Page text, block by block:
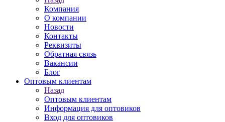
Компания
О компании
Новости
Контакты
Реквизиты
Обратная связь
Вакансии
Блог
Оптовым клиентам
Назад
Оптовым клиентам
Информация для оптовиков
Вход для оптовиков